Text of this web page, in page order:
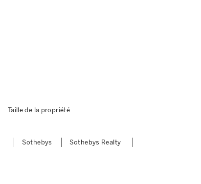
Taille de la propriété
Sothebys
Sothebys Realty